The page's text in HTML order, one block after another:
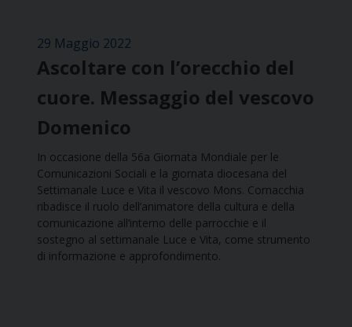
29 Maggio 2022
Ascoltare con l’orecchio del
cuore. Messaggio del vescovo
Domenico
In occasione della 56a Giornata Mondiale per le
Comunicazioni Sociali e la giornata diocesana del
Settimanale Luce e Vita il vescovo Mons. Cornacchia
ribadisce il ruolo dell’animatore della cultura e della
comunicazione all’interno delle parrocchie e il
sostegno al settimanale Luce e Vita, come strumento
di informazione e approfondimento.